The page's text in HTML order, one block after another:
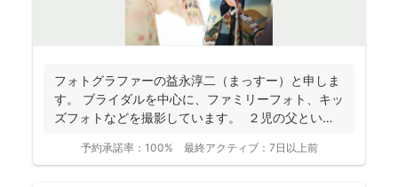
フォトグラファーの益永淳二（まっすー）と申しま
す。 ブライダルを中心に、ファミリーフォト、キッ
ズフォトなどを撮影しています。 ２児の父という
予約承諾率： 100% 最終アクティブ： 7日以上前